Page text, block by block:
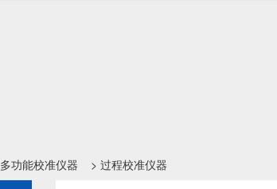
多功能校准仪器 > 过程校准仪器